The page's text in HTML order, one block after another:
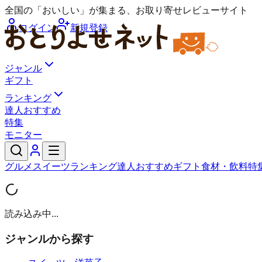
全国の「おいしい」が集まる、お取り寄せレビューサイト
ログイン
新規登録
ジャンル
ギフト
ランキング
達人おすすめ
特集
モニター
グルメ スイーツランキング達人おすすめギフト 食材・飲料特
読み込み中...
ジャンルから探す